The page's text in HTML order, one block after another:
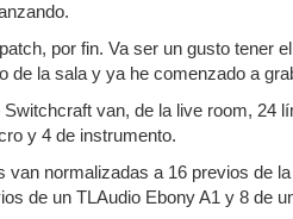
por fin. Va ser un gusto tener
de la sala y ya he comenzado a
van, de la live room, 24
y 4 de instrumento.
van normalizadas a 16 previos de
de un TLAudio Ebony A1 y 8 de